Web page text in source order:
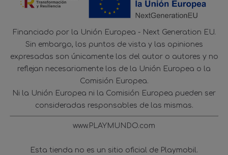
Financiado por la Unión Europea - Next Generation EU.
Sin embargo, los puntos de vista y las opiniones
expresadas son únicamente los del autor o autores y no
reflejan necesariamente los de la Unión Europea o la
Comisión Europea.
Ni la Unión Europea ni la Comisión Europea pueden ser
consideradas responsables de las mismas.
www.PLAYMUNDO.com
Esta tienda no es un sitio oficial de Playmobil.